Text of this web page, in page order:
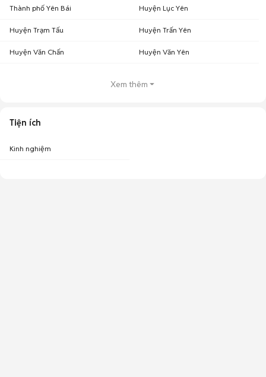
Thành phố Yên Bái Huyện Lục Yên
Huyện Trạm Tấu Huyện Trấn Yên
Huyện Văn Chấn Huyện Văn Yên
Xem thêm
Tiện ích
Kinh nghiệm